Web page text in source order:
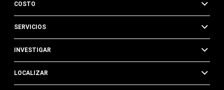
COSTO
SERVICIOS
INVESTIGAR
LOCALIZAR